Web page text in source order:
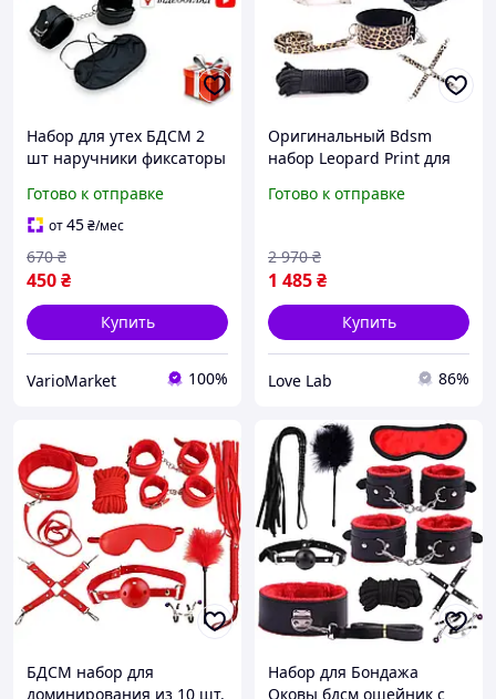
Набор для утех БДСМ 2
шт наручники фиксаторы
на глаза + Вибратор
гелевый в подарок
Готово к отправке
от45₴/мес
450₴
670 ₴
Купить
VarioMarket 100%
Оригинальный Bdsm
набор Leopard Print для
игрушки и атрибутика -
зажимы для соска
Готово к отправке
1 485₴
2 970 ₴
Купить
Love Lab 86%
БДСМ набор для
доминирования из 10 шт.
Набор для Бондажа
Оковы бдсм ошейник с